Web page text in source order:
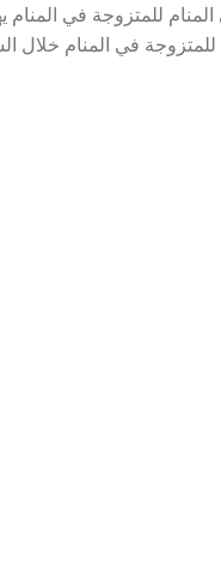
للمتزوجة في
في المنام خلال